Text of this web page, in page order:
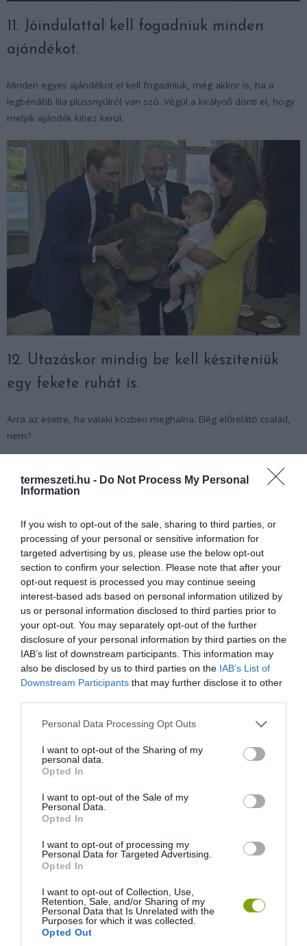
termeszeti.hu - Do Not Process My Personal
Information
If you wish to opt-out of the sale, sharing to third parties, or
processing of your personal or sensitive information for
targeted advertising by us, please use the below opt-out
section to confirm your selection. Please note that after your
opt-out request is processed you may continue seeing
interest-based ads based on personal information utilized by
us or personal information disclosed to third parties prior to
your opt-out. You may separately opt-out of the further
disclosure of your personal information by third parties on the
IAB’s list of downstream participants. This information may
also be disclosed by us to third parties on the IAB’s List of
Downstream Participants that may further disclose it to other
Please note that this website/app uses one or more Google
not limited to your visit or usage behaviour. You may click to
grant or deny consent to Google and its third-party tags to
use your data for below specified purposes in below Google
consent section.
Personal Data Processing Opt Outs
I want to opt-out of the Sharing of my
personal data.
Opted In
I want to opt-out of the Sale of my
Personal Data.
Opted In
I want to opt-out of processing my
Personal Data for Targeted Advertising.
Opted In
I want to opt-out of Collection, Use,
Retention, Sale, and/or Sharing of my
Personal Data that Is Unrelated with the
Purposes for which it was collected.
Opted Out
11. Jóindulattal kell fogadniuk minden
ajándékot.
Minden egyes ajándékot el kell fogadniuk, még akkor is, ha a
legbénább lila plüssnyúlról van szó. Végül a királynő dönti el, hogy
melyik ajándék kihez kerül.
12. Utazáskor mindig be kell készíteniük
egy fekete ruhát is.
Arra az esetre, ha valaki közben meghalna. Elég előrelátó család,
nem?
13. A munkájukért nem jár fizetés.
Néhányan ugyan vállalnak más munkákat, Vilmos herceg például
mentőpilóta is, de fizetést nem kap.